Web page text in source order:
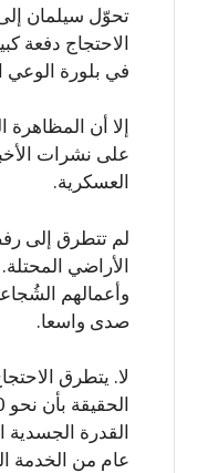
تحوّل سيلمان
الاحتجاج دفعة
في بلورة الوعي
إلا أن
على نشرات
العسكرية.
لم تتطرق إلى
الأراضي
وأعمالهم
صدى واسعا.
لا. يتطرق
القدرة الجسدية
عام من الخدمة